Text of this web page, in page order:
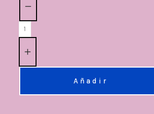
Añadir